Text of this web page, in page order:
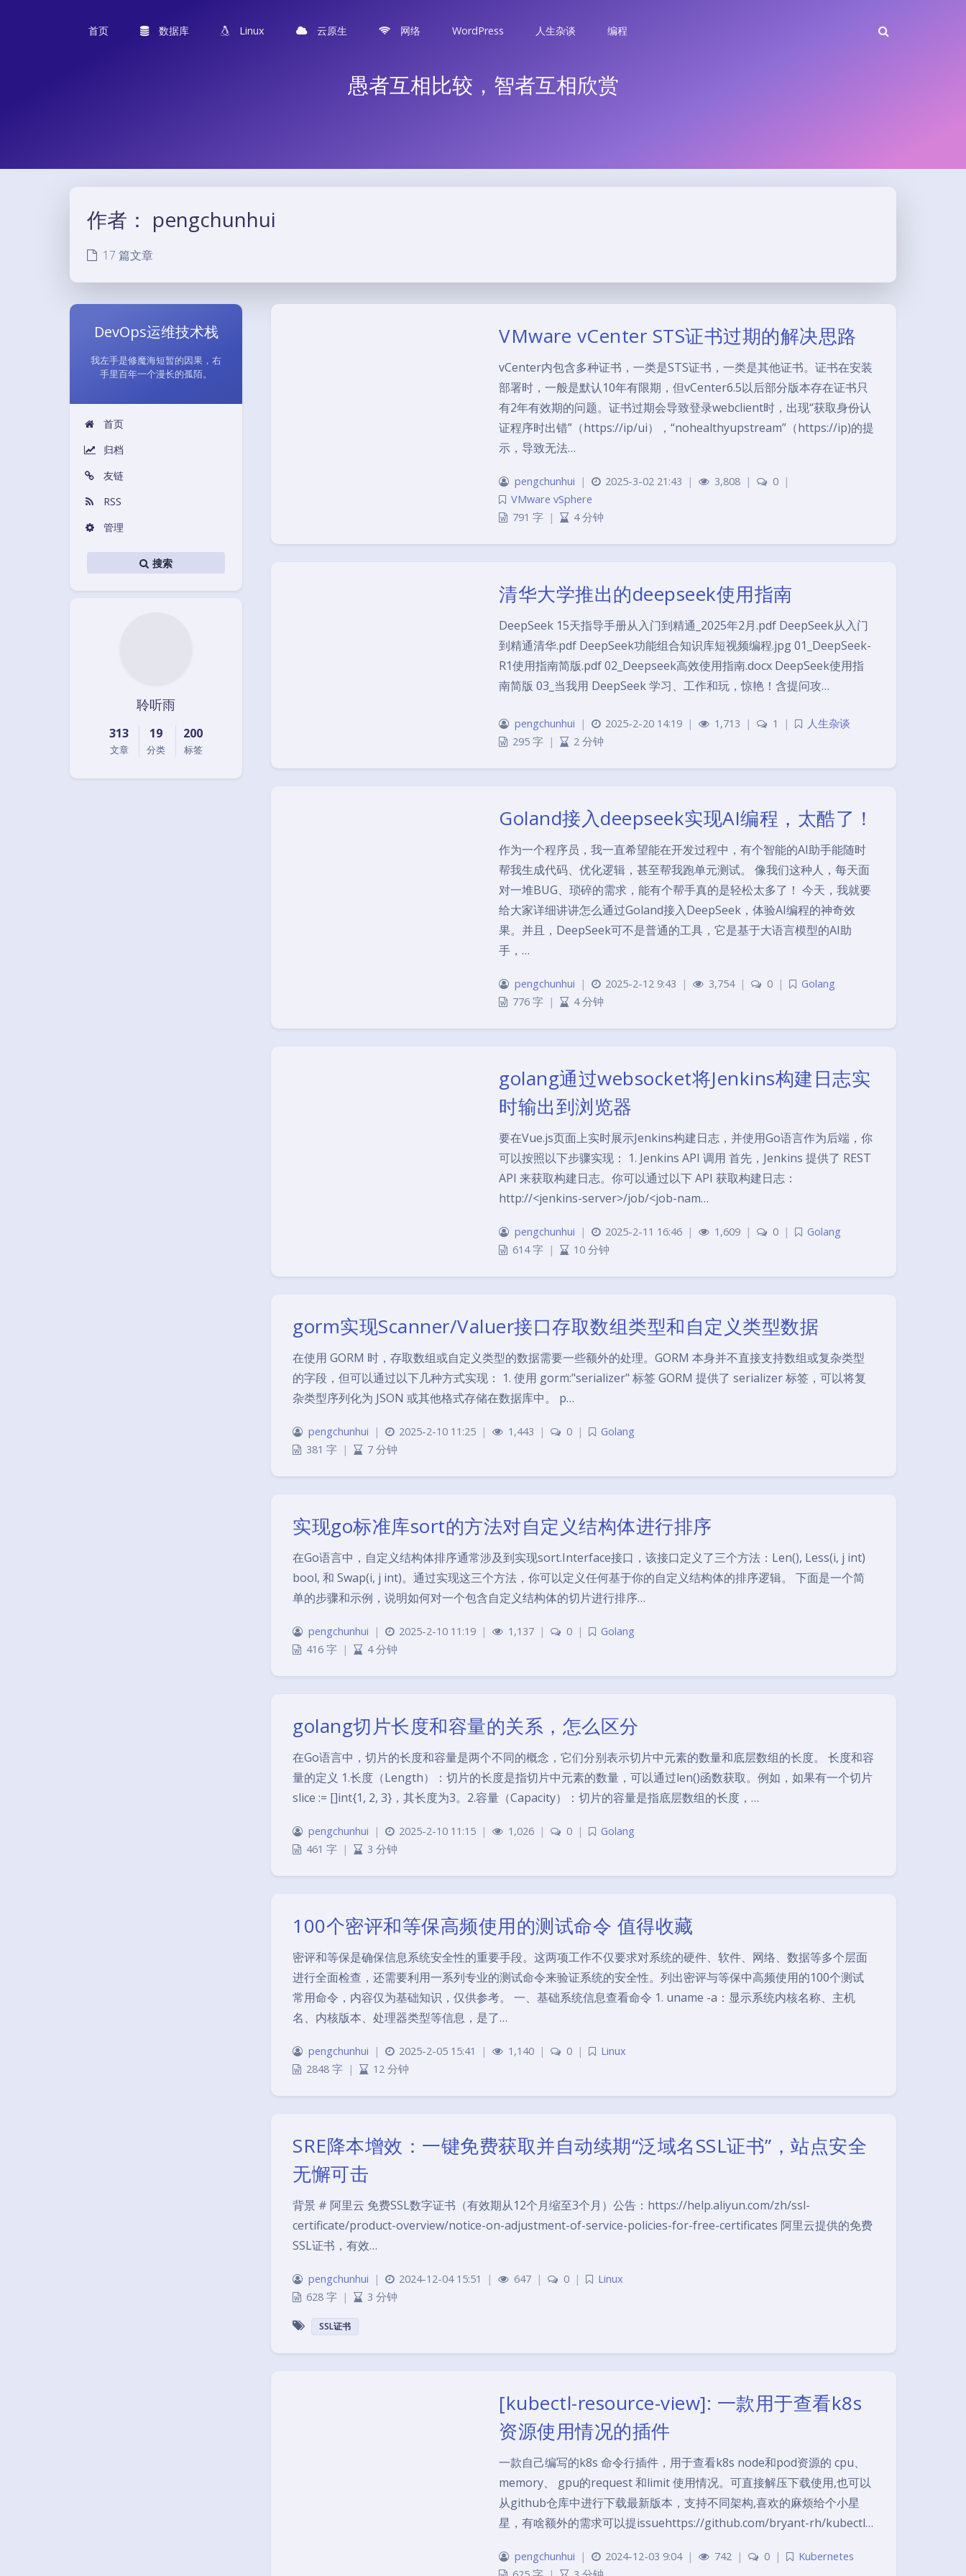
首页 数据库 Linux 云原生 网络 WordPress 人生杂谈 编程
愚者互相比较，智者互相欣赏
作者： pengchunhui
17 篇文章
DevOps运维技术栈
我左手是修魔海短暂的因果，右
手里百年一个漫长的孤陌。
首页
归档
友链
RSS
管理
搜索
聆听雨
313
文章
19
分类
200
标签
VMware vCenter STS证书过期的解决思路
vCenter内包含多种证书，一类是STS证书，一类是其他证书。证书在安装
部署时，一般是默认10年有限期，但vCenter6.5以后部分版本存在证书只
有2年有效期的问题。证书过期会导致登录webclient时，出现“获取身份认
证程序时出错”（https://ip/ui），“nohealthyupstream”（https://ip)的提
示，导致无法…
pengchunhui | 2025-3-02 21:43 | 3,808 | 0 |
VMware vSphere
791 字 | 4 分钟
清华大学推出的deepseek使用指南
DeepSeek 15天指导手册从入门到精通_2025年2月.pdf DeepSeek从入门
到精通清华.pdf DeepSeek功能组合知识库短视频编程.jpg 01_DeepSeek-
R1使用指南简版.pdf 02_Deepseek高效使用指南.docx DeepSeek使用指
南简版 03_当我用 DeepSeek 学习、工作和玩，惊艳！含提问攻…
pengchunhui | 2025-2-20 14:19 | 1,713 | 1 |
人生杂谈
295 字 | 2 分钟
Goland接入deepseek实现AI编程，太酷了！
作为一个程序员，我一直希望能在开发过程中，有个智能的AI助手能随时
帮我生成代码、优化逻辑，甚至帮我跑单元测试。 像我们这种人，每天面
对一堆BUG、琐碎的需求，能有个帮手真的是轻松太多了！ 今天，我就要
给大家详细讲讲怎么通过Goland接入DeepSeek，体验AI编程的神奇效
果。并且，DeepSeek可不是普通的工具，它是基于大语言模型的AI助
手，…
pengchunhui | 2025-2-12 9:43 | 3,754 | 0 |
Golang
776 字 | 4 分钟
golang通过websocket将Jenkins构建日志实
时输出到浏览器
要在Vue.js页面上实时展示Jenkins构建日志，并使用Go语言作为后端，你
可以按照以下步骤实现： 1. Jenkins API 调用 首先，Jenkins 提供了 REST
API 来获取构建日志。你可以通过以下 API 获取构建日志：
http://<jenkins-server>/job/<job-nam…
pengchunhui | 2025-2-11 16:46 | 1,609 | 0 |
Golang
614 字 | 10 分钟
gorm实现Scanner/Valuer接口存取数组类型和自定义类型数据
在使用 GORM 时，存取数组或自定义类型的数据需要一些额外的处理。GORM 本身并不直接支持数组或复杂类型
的字段，但可以通过以下几种方式实现： 1. 使用 gorm:"serializer" 标签 GORM 提供了 serializer 标签，可以将复
杂类型序列化为 JSON 或其他格式存储在数据库中。 p…
pengchunhui | 2025-2-10 11:25 | 1,443 | 0 |
Golang
381 字 | 7 分钟
实现go标准库sort的方法对自定义结构体进行排序
在Go语言中，自定义结构体排序通常涉及到实现sort.Interface接口，该接口定义了三个方法：Len(), Less(i, j int)
bool, 和 Swap(i, j int)。通过实现这三个方法，你可以定义任何基于你的自定义结构体的排序逻辑。 下面是一个简
单的步骤和示例，说明如何对一个包含自定义结构体的切片进行排序…
pengchunhui | 2025-2-10 11:19 | 1,137 | 0 |
Golang
416 字 | 4 分钟
golang切片长度和容量的关系，怎么区分
‌在Go语言中，切片的长度和容量是两个不同的概念，它们分别表示切片中元素的数量和底层数组的长度。 长度和容
量的定义 ‌1.长度（Length）‌：切片的长度是指切片中元素的数量，可以通过len()函数获取。例如，如果有一个切片
slice := []int{1, 2, 3}，其长度为3。‌2.容量（Capacity）‌：切片的容量是指底层数组的长度，…
pengchunhui | 2025-2-10 11:15 | 1,026 | 0 |
Golang
461 字 | 3 分钟
100个密评和等保高频使用的测试命令 值得收藏
密评和等保是确保信息系统安全性的重要手段。这两项工作不仅要求对系统的硬件、软件、网络、数据等多个层面
进行全面检查，还需要利用一系列专业的测试命令来验证系统的安全性。列出密评与等保中高频使用的100个测试
常用命令，内容仅为基础知识，仅供参考。 一、基础系统信息查看命令 1. uname -a：显示系统内核名称、主机
名、内核版本、处理器类型等信息，是了…
pengchunhui | 2025-2-05 15:41 | 1,140 | 0 |
Linux
2848 字 | 12 分钟
SRE降本增效：一键免费获取并自动续期“泛域名SSL证书”，站点安全
无懈可击
背景 # 阿里云 免费SSL数字证书（有效期从12个月缩至3个月）公告：https://help.aliyun.com/zh/ssl-
certificate/product-overview/notice-on-adjustment-of-service-policies-for-free-certificates 阿里云提供的免费
SSL证书，有效…
pengchunhui | 2024-12-04 15:51 | 647 | 0 |
Linux
628 字 | 3 分钟
SSL证书
[kubectl-resource-view]: 一款用于查看k8s
资源使用情况的插件
一款自己编写的k8s 命令行插件，用于查看k8s node和pod资源的 cpu、
memory、 gpu的request 和limit 使用情况。可直接解压下载使用,也可以
从github仓库中进行下载最新版本，支持不同架构,喜欢的麻烦给个小星
星，有啥额外的需求可以提issuehttps://github.com/bryant-rh/kubectl…
pengchunhui | 2024-12-03 9:04 | 742 | 0 |
Kubernetes